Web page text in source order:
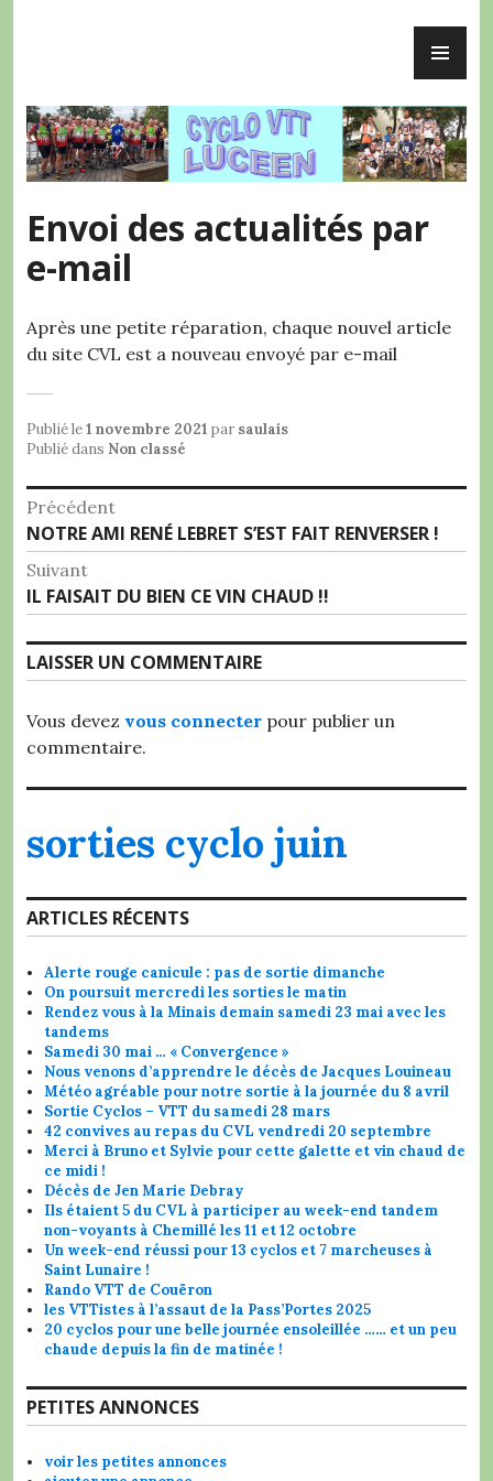
Envoi des actualités par
e-mail
Après une petite réparation, chaque nouvel article
du site CVL est a nouveau envoyé par e-mail
Publié le1 novembre 2021 par saulais
Publié dans Non classé
Navigation
de
l’article
Précédent
Article
précédent :
NOTRE AMI RENÉ LEBRET S’EST FAIT RENVERSER !
Suivant
Article
Suivant:
IL FAISAIT DU BIEN CE VIN CHAUD !!
LAISSER UN COMMENTAIRE
Vous devez vous connecter pour publier un
commentaire.
sorties cyclo juin
ARTICLES RÉCENTS
Alerte rouge canicule : pas de sortie dimanche
On poursuit mercredi les sorties le matin
Rendez vous à la Minais demain samedi 23 mai avec les
tandems
Samedi 30 mai … « Convergence »
Nous venons d’apprendre le décès de Jacques Louineau
Météo agréable pour notre sortie à la journée du 8 avril
Sortie Cyclos – VTT du samedi 28 mars
42 convives au repas du CVL vendredi 20 septembre
Merci à Bruno et Sylvie pour cette galette et vin chaud de
ce midi !
Décès de Jen Marie Debray
Ils étaient 5 du CVL à participer au week-end tandem
non-voyants à Chemillé les 11 et 12 octobre
Un week-end réussi pour 13 cyclos et 7 marcheuses à
Saint Lunaire !
Rando VTT de Couëron
les VTTistes à l’assaut de la Pass’Portes 2025
20 cyclos pour une belle journée ensoleillée …… et un peu
chaude depuis la fin de matinée !
PETITES ANNONCES
voir les petites annonces